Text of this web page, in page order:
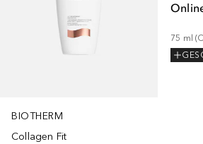
BIOTHERM
Collagen Fit
75 ml (